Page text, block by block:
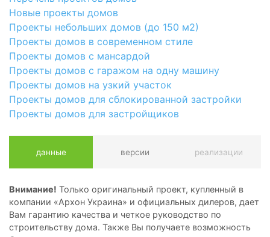
Новые проекты домов
Проекты небольших домов (до 150 м2)
Проекты домов в современном стиле
Проекты домов с мансардой
Проекты домов с гаражом на одну машину
Проекты домов на узкий участок
Проекты домов для сблокированной застройки
Проекты домов для застройщиков
данные версии реализации
Внимание! Только оригинальный проект, купленный в
компании «Архон Украина» и официальных дилеров, дает
Вам гарантию качества и четкое руководство по
строительству дома. Также Вы получаете возможность